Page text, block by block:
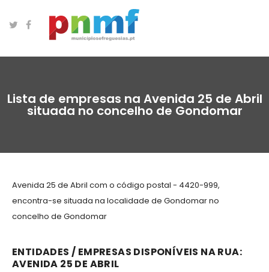
Lista de empresas na Avenida 25 de Abril
situada no concelho de Gondomar
Avenida 25 de Abril com o código postal - 4420-999,
encontra-se situada na localidade de Gondomar no
concelho de Gondomar
ENTIDADES / EMPRESAS DISPONÍVEIS NA RUA:
AVENIDA 25 DE ABRIL